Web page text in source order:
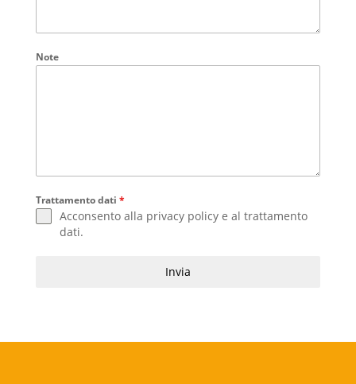
Note
Trattamento dati *
Acconsento alla privacy policye al trattamento
dati.
Invia